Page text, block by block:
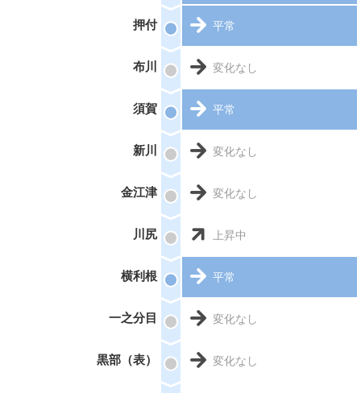
押付 平常
布川 変化なし
須賀 平常
新川 変化なし
金江津 変化なし
川尻 上昇中
横利根 平常
一之分目 変化なし
黒部（表） 変化なし